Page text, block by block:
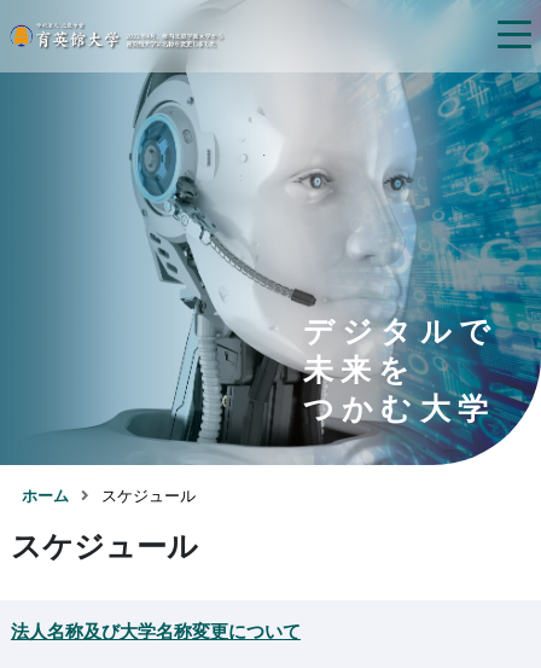
デジタルで
未来を
つかむ大学
ホーム スケジュール
スケジュール
法人名称及び大学名称変更について